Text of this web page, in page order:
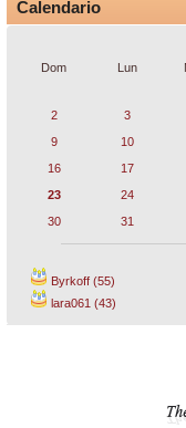
Calendario
Dom
Lun
2
3
9
10
16
17
23
24
30
31
Byrkoff (55)
lara061 (43)